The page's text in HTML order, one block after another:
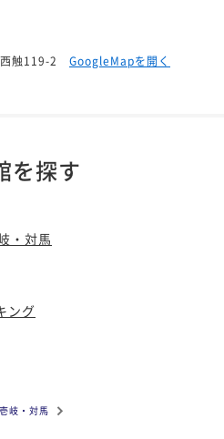
触119-2 GoogleMapを開く
を探す
・対馬
ング
壱岐・対馬